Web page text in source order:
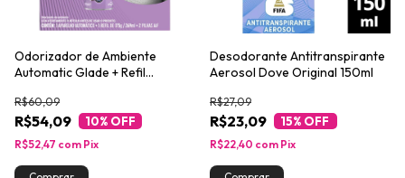
Odorizador de Ambiente
Automatic Glade + Refil
R$54,09
R$60,09
10% OFF
R$52,47 com Pix
Desodorante Antitranspirante
Aerosol Dove Original 150ml
R$23,09
R$27,09
15% OFF
R$22,40 com Pix